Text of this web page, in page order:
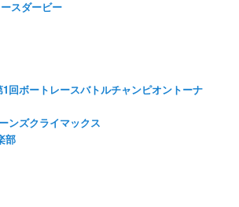
スダービー
ボートレースバトルチャンピオントーナ
ンズクライマックス
部